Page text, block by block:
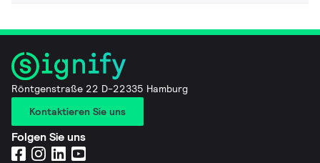
Röntgenstraße 22 D-22335 Hamburg
Kontaktieren Sie uns
Folgen Sie uns